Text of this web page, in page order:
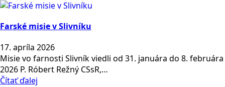
Farské misie v Slivníku
17. apríla 2026
Misie vo farnosti Slivník viedli od 31. januára do 8. februára
2026 P. Róbert Režný CSsR,…
Čítať ďalej